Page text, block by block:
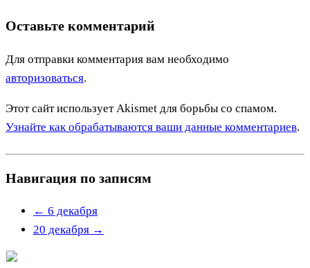
Оставьте комментарий
Для отправки комментария вам необходимо
авторизоваться.
Этот сайт использует Akismet для борьбы со спамом.
Узнайте как обрабатываются ваши данные комментариев.
Навигация по записям
← 6 декабря
20 декабря →